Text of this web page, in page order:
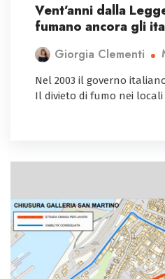
Vent’anni dalla
fumano ancora gli
Giorgia Clementi
Nel 2003 il governo
Il divieto di fumo nei locali